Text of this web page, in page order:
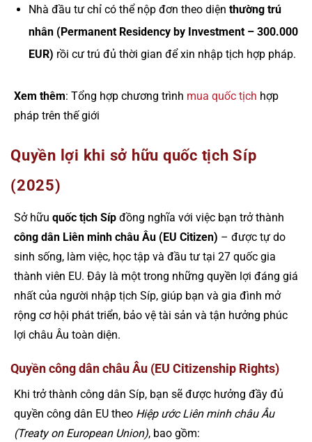
Nhà đầu tư chỉ có thể nộp đơn theo diện thường trú
nhân (Permanent Residency by Investment – 300.000
EUR) rồi cư trú đủ thời gian để xin nhập tịch hợp pháp.
Xem thêm: Tổng hợp chương trình mua quốc tịch hợp
pháp trên thế giới
Quyền lợi khi sở hữu quốc tịch Síp
(2025)
Sở hữu quốc tịch Síp đồng nghĩa với việc bạn trở thành
công dân Liên minh châu Âu (EU Citizen) – được tự do
sinh sống, làm việc, học tập và đầu tư tại 27 quốc gia
thành viên EU. Đây là một trong những quyền lợi đáng giá
nhất của người nhập tịch Síp, giúp bạn và gia đình mở
rộng cơ hội phát triển, bảo vệ tài sản và tận hưởng phúc
lợi châu Âu toàn diện.
Quyền công dân châu Âu (EU Citizenship Rights)
Khi trở thành công dân Síp, bạn sẽ được hưởng đầy đủ
quyền công dân EU theo Hiệp ước Liên minh châu Âu
(Treaty on European Union), bao gồm: